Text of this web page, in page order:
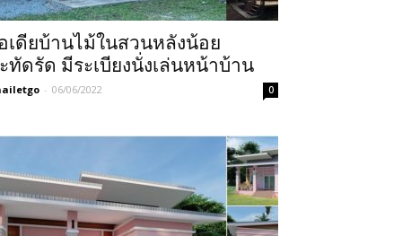
เดียบ้านไม้ในสวนหลังน้อย
ทัดรัด มีระเบียงนั่งเล่นหน้าบ้าน
- 06/06/2022 0